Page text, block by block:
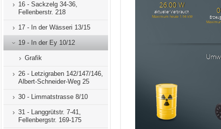
16 - Sackzelg 34-36,
Fellenberstr. 218
17 - In der Wässeri 13/15
19 - In der Ey 10/12
Grafik
26 - Letzigraben 142/147/146,
Albert-Schneider-Weg 25
30 - Limmatstrasse 8/10
31 - Langgrütstr. 7-41,
Fellenbergstr. 169-175